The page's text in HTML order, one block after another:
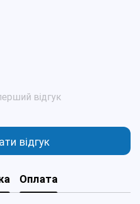
відгук
відгук
Оплата